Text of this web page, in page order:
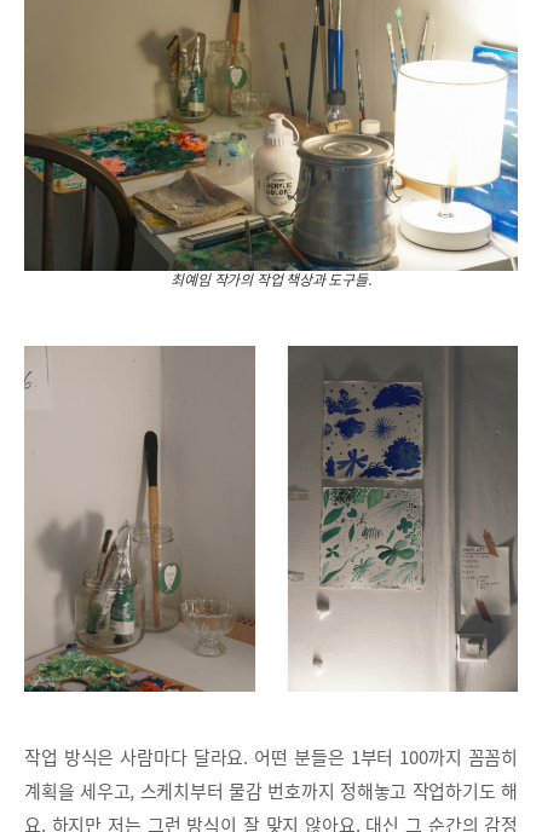
최예임 작가의 작업 책상과 도구들.
작업 방식은 사람마다 달라요. 어떤 분들은 1부터 100까지 꼼꼼히
계획을 세우고, 스케치부터 물감 번호까지 정해놓고 작업하기도 해
요. 하지만 저는 그런 방식이 잘 맞지 않아요. 대신 그 순간의 감정